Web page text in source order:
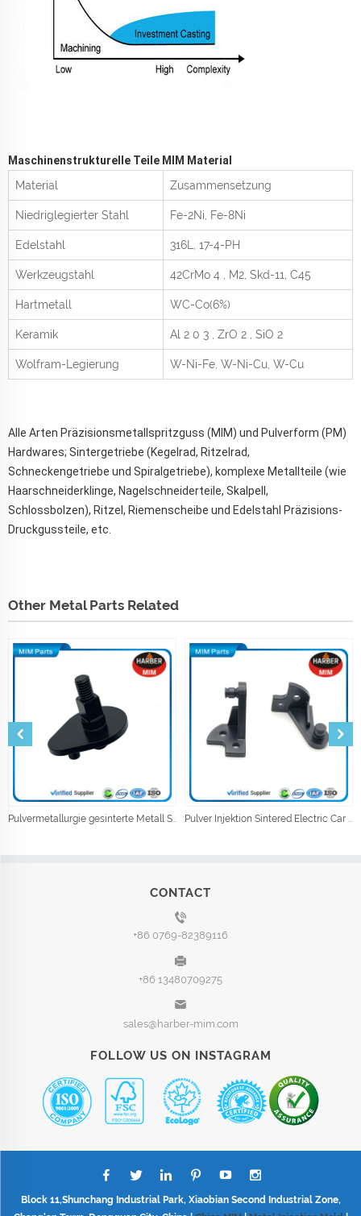
Maschinenstrukturelle Teile MIM Material
Material
Zusammensetzung
Niedriglegierter Stahl Fe-2Ni, Fe-8Ni
Edelstahl 316L, 17-4-PH
Werkzeugstahl 42CrMo 4 , M2, Skd-11, C45
Hartmetall WC-Co(6%)
Keramik Al 2 0 3 , ZrO 2 , SiO 2
Wolfram-Legierung W-Ni-Fe, W-Ni-Cu, W-Cu
Alle Arten Präzisionsmetallspritzguss (MIM) und Pulverform (PM)
Hardwares; Sintergetriebe (Kegelrad, Ritzelrad,
Schneckengetriebe und Spiralgetriebe), komplexe Metallteile (wie
Haarschneiderklinge, Nagelschneiderteile, Skalpell,
Schlossbolzen), Ritzel, Riemenscheibe und Edelstahl Präzisions-
Druckgussteile, etc.
Other Metal Parts Related
CONTACT
+86 0769-82389116
+86 13480709275
sales@harber-mim.com
FOLLOW US ON INSTAGRAM
Block 11,Shunchang Industrial Park, Xiaobian Second Industrial Zone,